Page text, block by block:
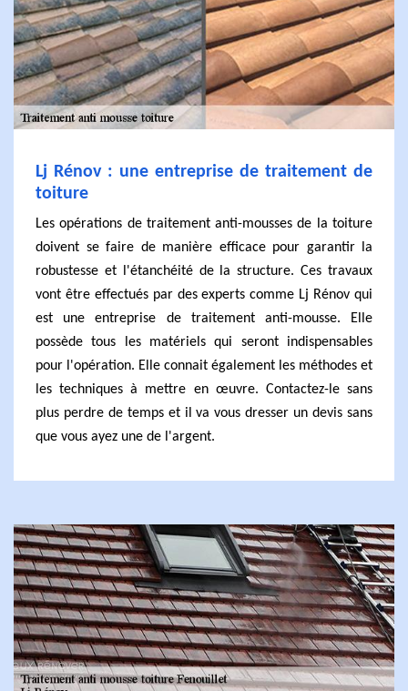
Lj Rénov : une entreprise de traitement de
toiture
Les opérations de traitement anti-mousses de la toiture
doivent se faire de manière efficace pour garantir la
robustesse et l'étanchéité de la structure. Ces travaux
vont être effectués par des experts comme Lj Rénov qui
est une entreprise de traitement anti-mousse. Elle
possède tous les matériels qui seront indispensables
pour l'opération. Elle connait également les méthodes et
les techniques à mettre en œuvre. Contactez-le sans
plus perdre de temps et il va vous dresser un devis sans
que vous ayez une de l'argent.